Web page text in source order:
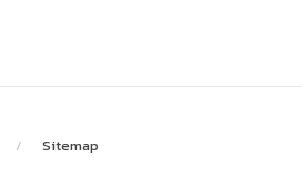
Sitemap